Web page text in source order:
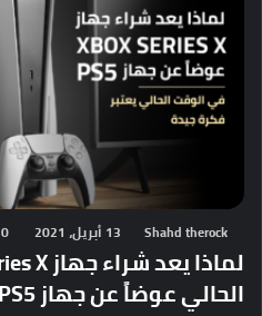
Shahd therock 13 أبريل، 2021 0
الحالي عوضاً عن جهاز PS5 يعتبر فكرة جيدة ؟